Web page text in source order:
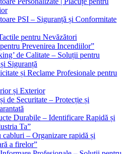
PSI – Siguranță și Conformitate
pentru Nevăzători
Prevenirea Incendiilor”
de Calitate – Soluții pentru
Siguranță
și Reclame Profesionale pentru
și Exterior
de Securitate – Protecție și
Durabile – Identificare Rapidă și
Ta”
cabluri – Organizare rapidă și
a firelor”